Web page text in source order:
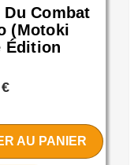
Combat
(Motoki
Édition
AU PANIER